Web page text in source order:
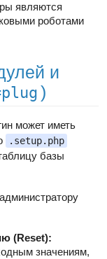
являются
роботами
и
)
может иметь
.setup.php
базы
(Reset):
значениям,